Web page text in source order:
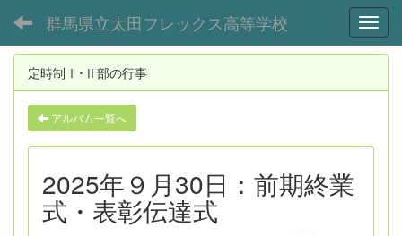
群馬県立太田フレックス高等学校
定時制Ⅰ･Ⅱ部の行事
アルバム一覧へ
2025年９月30日：前期終業
式・表彰伝達式